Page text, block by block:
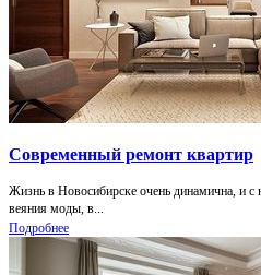
Современный ремонт квартир
Жизнь в Новосибирске очень динамична, и с
веяния моды, в...
Подробнее